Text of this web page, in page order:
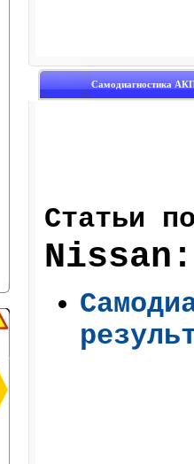
Самодиагностика
Cтатьи
Nissan: